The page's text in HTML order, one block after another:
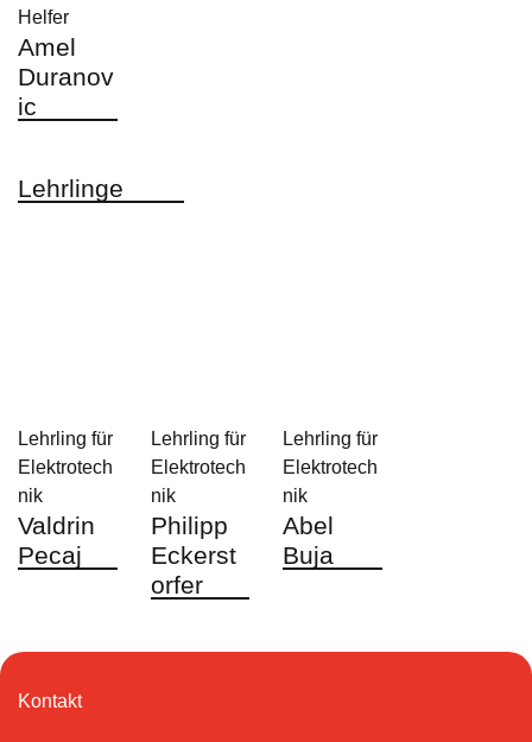
Helfer
Amel
Duranov
ic
Lehrlinge
Lehrling für
Elektrotech
nik
Valdrin
Pecaj
Lehrling für
Elektrotech
nik
Philipp
Eckerst
orfer
Lehrling für
Elektrotech
nik
Abel
Buja
Kontakt